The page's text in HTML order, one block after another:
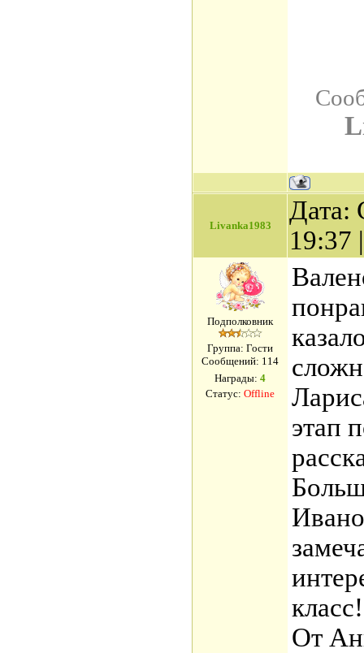
Livanka1983
Дата:
19:37
Подполковник
Группа: Гости
Сообщений: 114
Награды: 4
Статус: Offline
этап
От